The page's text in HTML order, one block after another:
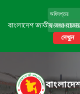
বাংলাদেশ জাতীয় তথ্য
দেখুন